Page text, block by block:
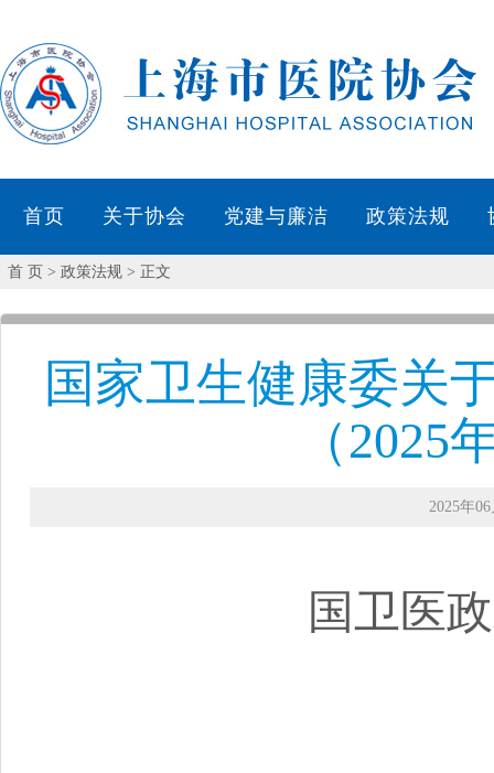
首 页 > 政策法规 > 正文
国家卫生健康委关
（2025
2025年
国卫医